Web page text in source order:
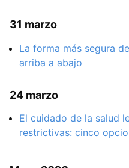
31 marzo
La forma más segura
arriba a abajo
24 marzo
El cuidado de la salud
restrictivas: cinco